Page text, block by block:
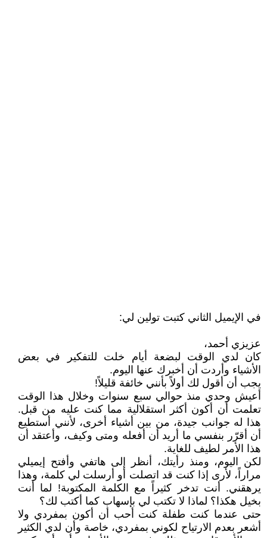
في الإيميل الثاني كتبت تولين لي:
عزيزي أحمد،
كان لدي الوقت لبضعة أيام خلت للتفكير في بعض
الأشياء وأردت أن أخبرك عنها اليوم.
يجب أن أقول لك أولاً بأنني خائفة قليلاً!
أعيش وحدي منذ حوالي سبع سنوات وخلال هذا الوقت
تعلمت أن أكون أكثر استقلالية مما كنت عليه من قبل.
هذا له جوانب جيدة، من بين أشياء أخرى، لأنني أستطيع
أن أقرّر بنفسي ما أريد أن أفعله ومتى وكيف، وأعتقد أن
هذا الأمر لطيف للغاية.
لكن اليوم، ومنذ رأيتك، أنظر إلى هاتفي وأفتح إيميلي
مراراً، لأرى إذا كنت قد اتصلت أو أرسلت لي كلمة، وهذا
يرهقني. أنت تدخر كثيراً مع الكلمة المكتوبة! لما أنت
بخيل هكذا؟ لماذا لا تكتب لي بإسهاب كما أكتب لك؟
حتى عندما كنت طفلة كنت أحب أن أكون بمفردي ولا
أشعر بعدم الارتياح لكوني بمفردي، خاصة وأن لدي الكثير